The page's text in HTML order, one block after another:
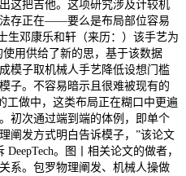
这把吉他。这项研究涉及计较机
存正在——要么是布局部位容易
生邓康乐和轩（来历：）该手艺为
用供给了新的思，基于该数据
模子取机械人手艺降低设想门槛
子。不容易暗示且很难被现有的
工做中，这类布局正在糊口中更遍
初次通过端到端的体例，即单个
阐发方式明白告诉模子，”该论文
。图丨相关论文的做者，
系。包罗物理阐发、机械人操做